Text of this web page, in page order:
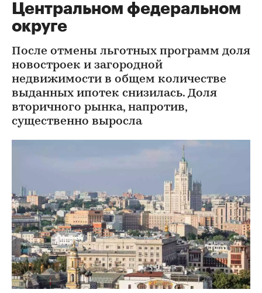
Центральном федеральном
округе
После отмены льготных программ доля
новостроек и загородной
недвижимости в общем количестве
выданных ипотек снизилась. Доля
вторичного рынка, напротив,
существенно выросла